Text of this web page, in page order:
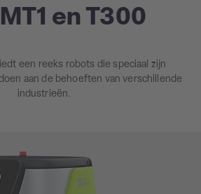
en T300
een reeks robots die speciaal zijn
aan de behoeften van verschillende
industrieën.